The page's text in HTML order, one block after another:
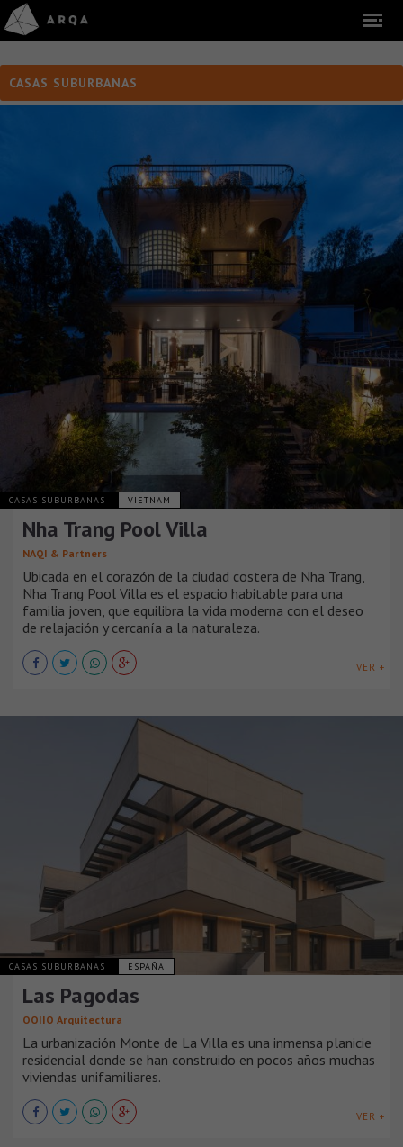
CASAS SUBURBANAS
CASAS SUBURBANAS VIETNAM
Nha Trang Pool Villa
NAQI & Partners
Ubicada en el corazón de la ciudad costera de Nha Trang,
Nha Trang Pool Villa es el espacio habitable para una
familia joven, que equilibra la vida moderna con el deseo
de relajación y cercanía a la naturaleza.
VER +
CASAS SUBURBANAS ESPAÑA
Las Pagodas
OOIIO Arquitectura
La urbanización Monte de La Villa es una inmensa planicie
residencial donde se han construido en pocos años muchas
viviendas unifamiliares.
VER +